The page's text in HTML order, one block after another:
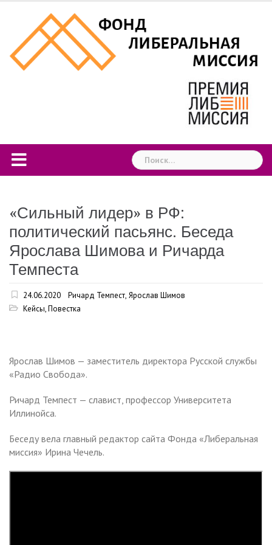
content
Найти:
«Сильный лидер» в РФ:
политический пасьянс. Беседа
Ярослава Шимова и Ричарда
Темпеста
24.06.2020 Ричард Темпест, Ярослав Шимов
Кейсы,Повестка
Ярослав Шимов — заместитель директора Русской службы
«Радио Свобода».
Ричард Темпест — славист, профессор Университета
Иллинойса.
Беседу вела главный редактор сайта Фонда «Либеральная
миссия» Ирина Чечель.